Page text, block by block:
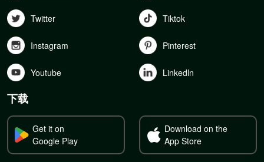
Twitter Tiktok
Instagram Pinterest
Youtube Linkedln
下载
Get it on
Google Play
Download on the
App Store